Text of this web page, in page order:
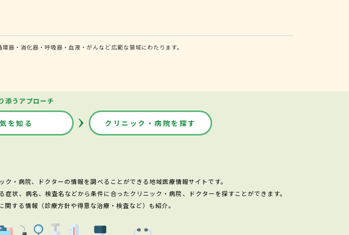
器・消化器・呼吸器・血液・がんなど広範な領域にわたります。
添うアプローチ
を知る クリニック・病院を探す
・病院、ドクターの情報を調べることができる地域医療情報サイトです。
状、病名、検査名などから条件に合ったクリニック・病院、ドクターを探すことができます。
する情報（診療方針や得意な治療・検査など）も紹介。